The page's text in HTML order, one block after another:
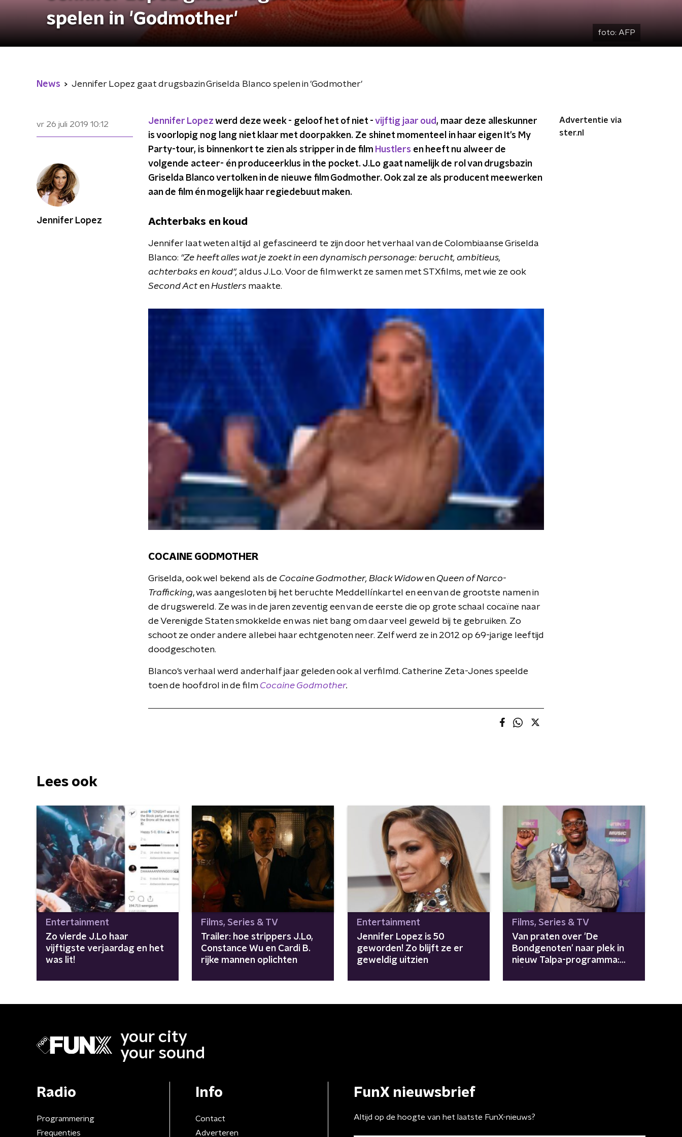
spelen in 'Godmother'
foto: AFP
News Jennifer Lopez gaat drugsbazin Griselda Blanco spelen in 'Godmother'
vr 26 juli 2019 10:12 Jennifer Lopez werd deze week - geloof het of niet - vijftig jaar oud, maar deze alleskunner
is voorlopig nog lang niet klaar met doorpakken. Ze shinet momenteel in haar eigen It's My
Party-tour, is binnenkort te zien als stripper in de film Hustlers en heeft nu alweer de
volgende acteer- én produceerklus in the pocket. J.Lo gaat namelijk de rol van drugsbazin
Griselda Blanco vertolken in de nieuwe film Godmother. Ook zal ze als producent meewerken
aan de film én mogelijk haar regiedebuut maken.
Achterbaks en koud
Jennifer laat weten altijd al gefascineerd te zijn door het verhaal van de Colombiaanse Griselda
Blanco: "Ze heeft alles wat je zoekt in een dynamisch personage: berucht, ambitieus,
achterbaks en koud", aldus J.Lo. Voor de film werkt ze samen met STXfilms, met wie ze ook
Second ActenHustlers maakte.
COCAINE GODMOTHER
Griselda, ook wel bekend als de Cocaine Godmother, Black Widow en Queen of Narco-
Trafficking, was aangesloten bij het beruchte Meddellínkartel en een van de grootste namen in
de drugswereld. Ze was in de jaren zeventig een van de eerste die op grote schaal cocaïne naar
de Verenigde Staten smokkelde en was niet bang om daar veel geweld bij te gebruiken. Zo
schoot ze onder andere allebei haar echtgenoten neer. Zelf werd ze in 2012 op 69-jarige leeftijd
doodgeschoten.
Blanco's verhaal werd anderhalf jaar geleden ook al verfilmd. Catherine Zeta-Jones speelde
toen de hoofdrol in de film Cocaine Godmother.
Advertentie via
ster.nl
Jennifer Lopez
Lees ook
Entertainment
Zo vierde J.Lo haar
vijftigste verjaardag en het
was lit!
Films, Series & TV
Trailer: hoe strippers J.Lo,
Constance Wu en Cardi B.
rijke mannen oplichten
Entertainment
Jennifer Lopez is 50
geworden! Zo blijft ze er
geweldig uitzien
Films, Series & TV
Van praten over 'De
Bondgenoten' naar plek in
nieuw Talpa-programma:
lukken
your city
your sound
Radio
Programmering
Frequenties
Info
Contact
Adverteren
FunX nieuwsbrief
Altijd op de hoogte van het laatste FunX-nieuws?